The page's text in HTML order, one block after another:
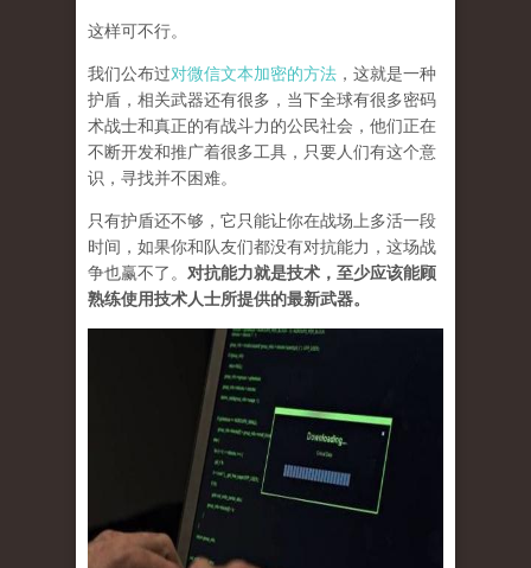
这样可不行。
我们公布过对微信文本加密的方法 ，这就是一种
护盾，相关武器还有很多，当下全球有很多密码
术战士和真正的有战斗力的公民社会，他们正在
不断开发和推广着很多工具，只要人们有这个意
识，寻找并不困难。
只有护盾还不够，它只能让你在战场上多活一段
时间，如果你和队友们都没有对抗能力，这场战
争也赢不了。 对抗能力就是技术，至少应该能顾
熟练使用技术人士所提供的最新武器。